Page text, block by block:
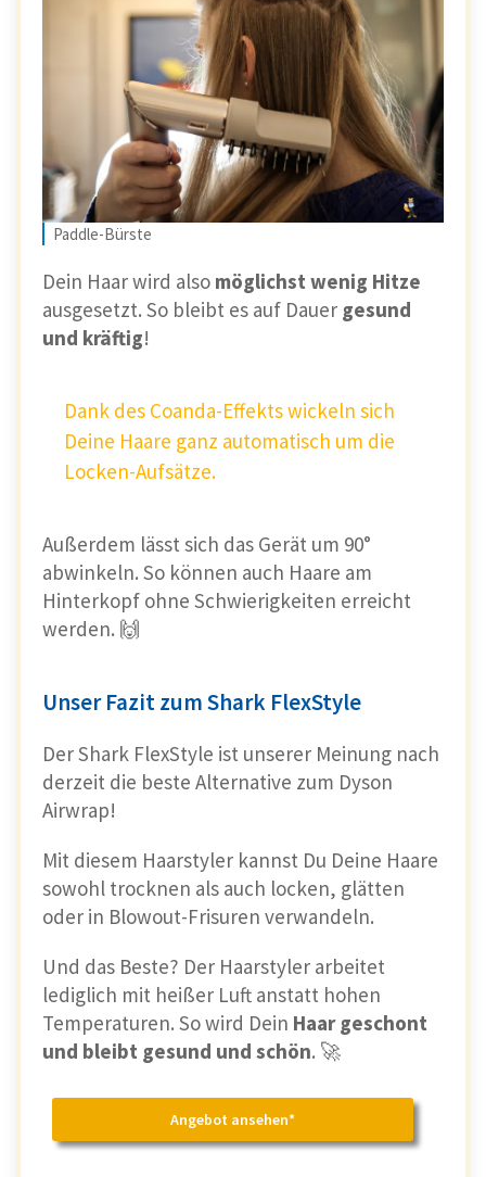
Paddle-Bürste
Dein Haar wird also möglichst wenig Hitze
ausgesetzt. So bleibt es auf Dauer gesund
und kräftig!
Dank des Coanda-Effekts wickeln sich
Deine Haare ganz automatisch um die
Locken-Aufsätze.
Außerdem lässt sich das Gerät um 90°
abwinkeln. So können auch Haare am
Hinterkopf ohne Schwierigkeiten erreicht
werden. 🙌
Unser Fazit zum Shark FlexStyle
Der Shark FlexStyle ist unserer Meinung nach
derzeit die beste Alternative zum Dyson
Airwrap!
Mit diesem Haarstyler kannst Du Deine Haare
sowohl trocknen als auch locken, glätten
oder in Blowout-Frisuren verwandeln.
Und das Beste? Der Haarstyler arbeitet
lediglich mit heißer Luft anstatt hohen
Temperaturen. So wird Dein Haar geschont
und bleibt gesund und schön. 🚀
Angebot ansehen*